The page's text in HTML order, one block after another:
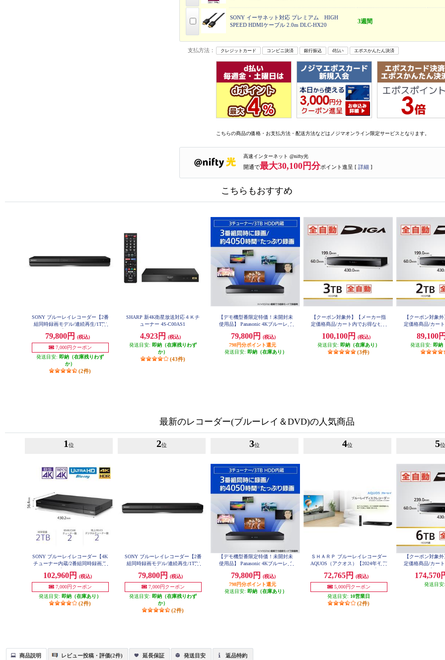
SONY イーサネット対応 プレミアム HIGH
SPEED HDMIケーブル 2.0m DLC-HX20
3週間
支払方法： クレジットカード コンビニ決済 銀行振込 d払い エポスかんたん決済
こちらの商品の価格・お支払方法・配送方法などはノジマオンライン限定サービスとなります。
高速インターネット @nifty光
開通で最大30,100円分ポイント進呈 [ 詳細 ]
こちらもおすすめ
SONY ブルーレイレコーダー【2番
組同時録画モデル/連続再生/1TB/
79,800円
(税込)
7,000円クーポン
発送目安: 即納（在庫残りわず
か）
(2件)
SHARP 新4K衛星放送対応４Ｋチ
ューナー 4S-C00AS1
4,923円
(税込)
発送目安: 即納（在庫残りわず
か）
(43件)
【デモ機型番限定特価！未開封未
使用品】 Panasonic 4Kブルーレイ
ガ) 【HDD3TB/3番組同時録画/4K
放送2番組同時録画】 DMR4T303J
79,800円
(税込)
798円分ポイント還元
発送目安: 即納（在庫あり）
【クーポン対象外】【メーカー指
定価格商品/カート内でお得なセー
ルーレイディスクレコーダーDIGA
(ディーガ) 3TBHDD内蔵 DMR-2X3
03
100,100円
(税込)
発送目安: 即納（在庫あり）
(3件)
【クーポン対象
定価格商品/カート
ルーレイディスク
(ディーガ)
03
89,100円
発送目安: 即納
最新のレコーダー(ブルーレイ＆DVD)の人気商品
1 位
SONY ブルーレイレコーダー【4K
チューナー内蔵/2番組同時録画モ
102,960円
(税込)
7,000円クーポン
発送目安: 即納（在庫あり）
(2件)
2位
SONY ブルーレイレコーダー【2番
組同時録画モデル/連続再生/1TB/
79,800円
(税込)
7,000円クーポン
発送目安: 即納（在庫残りわず
か）
(2件)
3位
【デモ機型番限定特価！未開封未
使用品】 Panasonic 4Kブルーレイ
ガ) 【HDD3TB/3番組同時録画/4K
放送2番組同時録画】 DMR4T303J
79,800円
(税込)
798円分ポイント還元
発送目安: 即納（在庫あり）
4位
ＳＨＡＲＰ ブルーレイレコーダー
AQUOS（アクオス）【2024年モデ
-C10GW1
72,765円
(税込)
5,000円クーポン
発送目安: 10営業日
(2件)
5位
【クーポン対象
定価格商品/カート
ルーレイディスク
(ディーガ)
174,570
発送目安:
商品説明 レビュー投稿・評価(2件) 延長保証 発送目安 返品特約